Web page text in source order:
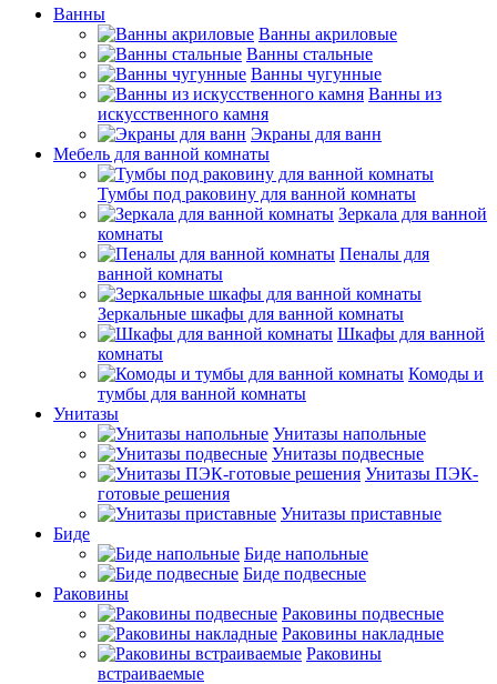
Ванны
Ванны акриловые
Ванны стальные
Ванны чугунные
Ванны из
искусственного камня
Экраны для ванн
Мебель для ванной комнаты
Тумбы под раковину для ванной комнаты
Зеркала для ванной
комнаты
Пеналы для
ванной комнаты
Зеркальные шкафы для ванной комнаты
Шкафы для ванной
комнаты
Комоды и
тумбы для ванной комнаты
Унитазы
Унитазы напольные
Унитазы подвесные
Унитазы ПЭК-
готовые решения
Унитазы приставные
Биде
Биде напольные
Биде подвесные
Раковины
Раковины подвесные
Раковины накладные
Раковины
встраиваемые